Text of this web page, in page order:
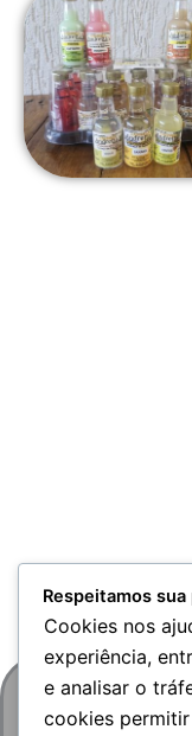
Respeitamos
Cookies nos
experiência,
e analisar o
cookies